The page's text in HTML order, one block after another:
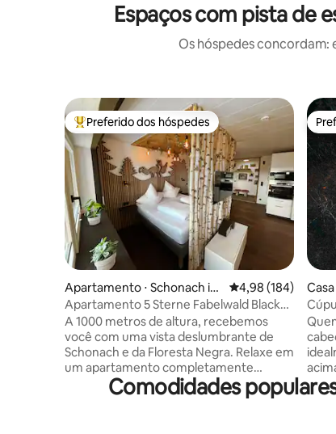
Espaços com pista de
Os hóspedes
Entre os melhores preferidos dos hóspedes
Preferido dos hóspedes
Apartamento ⋅ Schonach im
Schwarzwald
4,98 de uma
4,98 (184)
Apartamento 5 Sterne Fabelwald Black
Forest
A 1000 metros de altura, recebemos
você com uma vista deslumbrante de
Schonach e da Floresta Negra. Relaxe em
um apartamento completamente
renovado em 2023 com equipamentos
ultramodernos e muito amor pelos
Comodidades